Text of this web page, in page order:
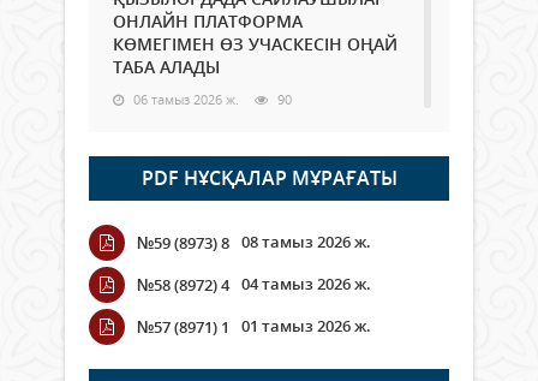
ОНЛАЙН ПЛАТФОРМА
КӨМЕГІМЕН ӨЗ УЧАСКЕСІН ОҢАЙ
ТАБА АЛАДЫ
06 тамыз 2026 ж. 90
Open Air: Қызылорда облысы
полиция департаменті 20
мыңнан астам көрерменнің
қауіпсіздігін қамтамасыз етті
06 тамыз 2026 ж.
Wi-Fi ҚАБЫРҒА АРҚЫЛЫ ҚАЛАЙ
ӨТЕДІ?
06 тамыз 2026 ж. 267
PDF НҰСҚАЛАР МҰРАҒАТЫ
№59 (8973) 8 08 тамыз 2026 ж.
№58 (8972) 4 04 тамыз 2026 ж.
№57 (8971) 1
01 тамыз 2026 ж.